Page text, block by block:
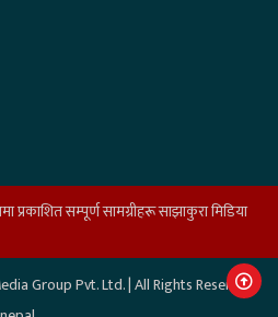
सम्पूर्ण सामग्रीहरू साझाकुरा मिडिया
Group Pvt. Ltd. | All Rights Reserved.